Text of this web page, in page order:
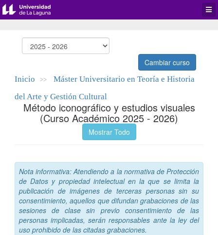
Cambiar curso
Inicio >>
Máster Universitario en Teoría e Historia
del Arte y Gestión Cultural
Método iconográfico y estudios visuales
(Curso Académico 2025 - 2026)
Mostrar Todo
Nota informativa: Atendiendo a la normativa de Protección
de Datos y propiedad intelectual en la que se limita la
publicación de imágenes de terceras personas sin su
consentimiento, aquellos que difundan grabaciones de las
sesiones de clase sin previo consentimiento de las
personas implicadas, serán responsables ante la ley del
uso prohibido de las citadas grabaciones.